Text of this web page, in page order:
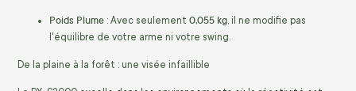
Poids Plume : Avec seulement 0,055 kg, il ne modifie pas
l'équilibre de votre arme ni votre swing.
De la plaine à la forêt : une visée infaillible